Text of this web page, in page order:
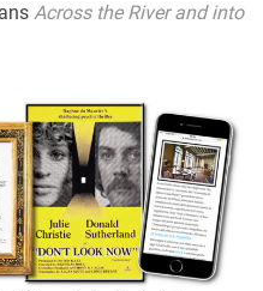
Across the River and into